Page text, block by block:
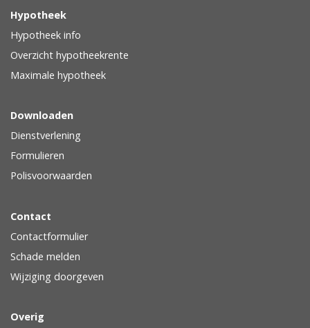
Hypotheek
Hypotheek info
Overzicht hypotheekrente
Maximale hypotheek
Downloaden
Dienstverlening
Formulieren
Polisvoorwaarden
Contact
Contactformulier
Schade melden
Wijziging doorgeven
Overig